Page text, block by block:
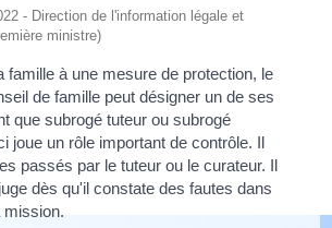
- Direction de l'information légale et
ministre)
famille à une mesure de protection, le
de famille peut désigner un de ses
que subrogé tuteur ou subrogé
joue un rôle important de contrôle. Il
passés par le tuteur ou le curateur. Il
dès qu'il constate des fautes dans
mission.